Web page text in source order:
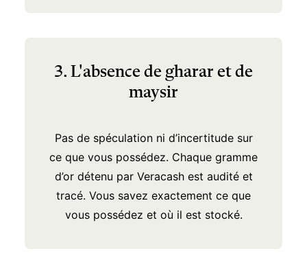
3. L'absence de gharar et de
maysir
Pas de spéculation ni d’incertitude sur
ce que vous possédez. Chaque gramme
d’or détenu par Veracash est audité et
tracé. Vous savez exactement ce que
vous possédez et où il est stocké.